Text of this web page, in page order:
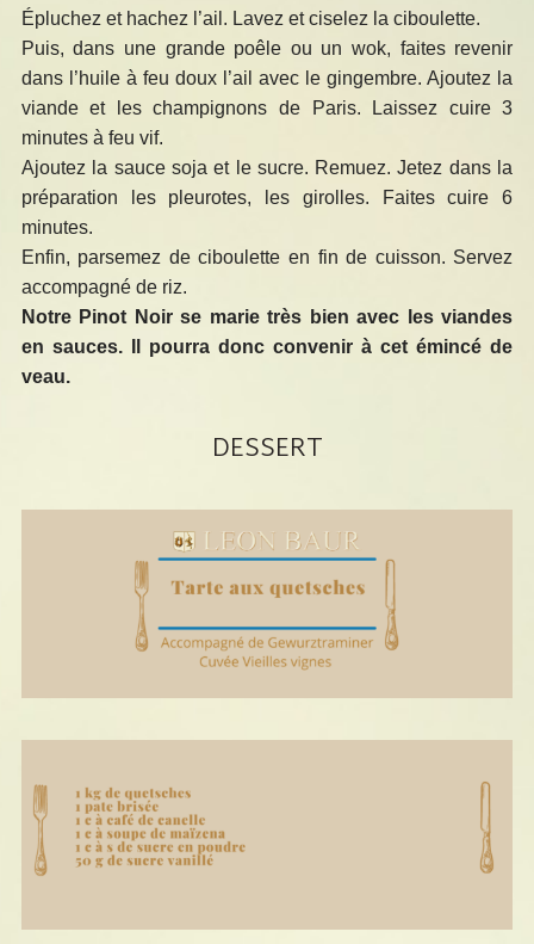
Épluchez et hachez l’ail. Lavez et ciselez la ciboulette.
Puis, dans une grande poêle ou un wok, faites revenir
dans l’huile à feu doux l’ail avec le gingembre. Ajoutez la
viande et les champignons de Paris. Laissez cuire 3
minutes à feu vif.
Ajoutez la sauce soja et le sucre. Remuez. Jetez dans la
préparation les pleurotes, les girolles. Faites cuire 6
minutes.
Enfin, parsemez de ciboulette en fin de cuisson. Servez
accompagné de riz.
Notre Pinot Noir se marie très bien avec les viandes
en sauces. Il pourra donc convenir à cet émincé de
veau.
DESSERT